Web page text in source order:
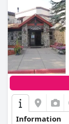
Information